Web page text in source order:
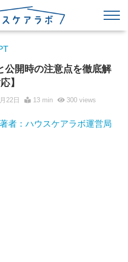
公開時の注意点を徹底解
】
22日 13 min 300views
著者：ハウスケアラボ運営局